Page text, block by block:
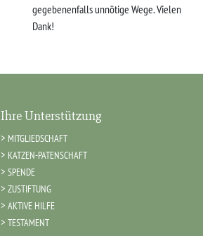
gegebenenfalls unnötige Wege. Vielen
Dank!
Ihre Unterstützung
MITGLIEDSCHAFT
KATZEN-PATENSCHAFT
SPENDE
ZUSTIFTUNG
AKTIVE HILFE
TESTAMENT